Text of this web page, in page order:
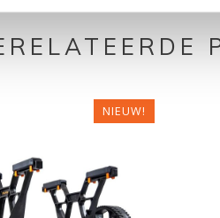
NIEUW!